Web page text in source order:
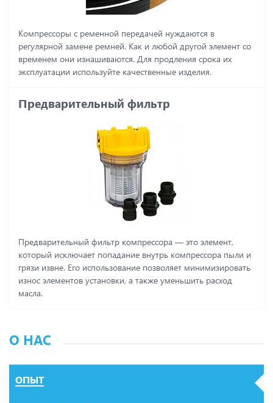
Компрессоры с ременной передачей нуждаются в
регулярной замене ремней. Как и любой другой элемент со
временем они изнашиваются. Для продления срока их
эксплуатации используйте качественные изделия.
Предварительный фильтр
Предварительный фильтр компрессора ― это элемент,
который исключает попадание внутрь компрессора пыли и
грязи извне. Его использование позволяет минимизировать
износ элементов установки, а также уменьшить расход
масла.
О НАС
ОПЫТ